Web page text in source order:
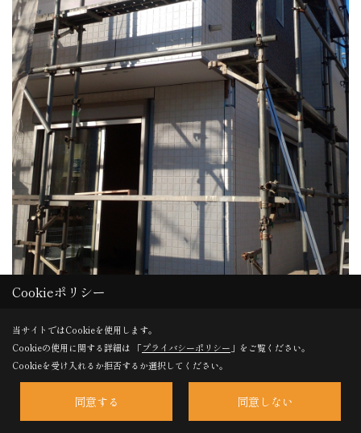
外壁の施工状況
Cookieポリシー
当サイトではCookieを使用します。
Cookieの使用に関する詳細は 「プライバシーポリシー 」をご覧ください。
Cookieを受け入れるか拒否するか選択してください。
同意する 同意しない